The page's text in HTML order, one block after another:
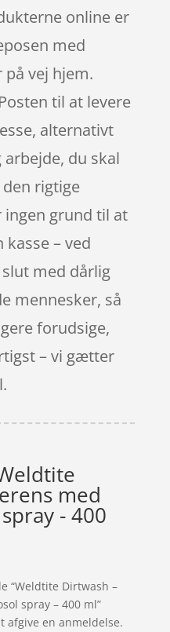
online er
med
vej hjem.
til at levere
alternativt
du skal
rigtige
ingen grund til at
kasse – ved
med dårlig
mennesker, så
forudsige,
– vi gætter
med
- 400
“Weldtite Dirtwash –
spray – 400 ml”
afgive en anmeldelse.